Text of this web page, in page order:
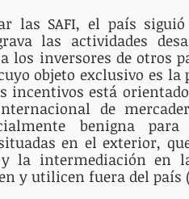
las SAFI, el país
las actividades
inversores de otros
objeto exclusivo es
incentivos está
de
benigna para
en el exterior,
la intermediación en
y utilicen fuera del país